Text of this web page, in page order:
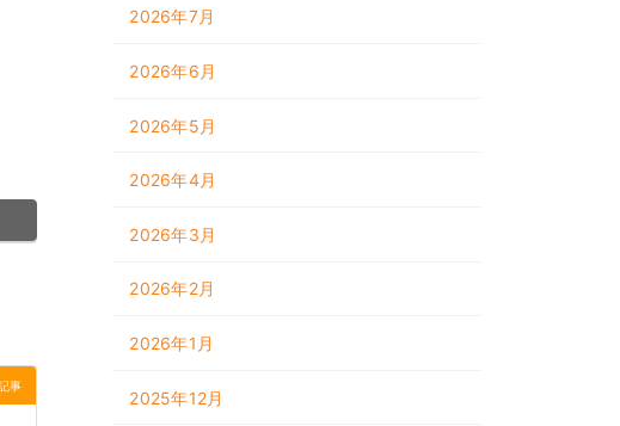
事
2026年7月
2026年6月
2026年5月
2026年4月
2026年3月
2026年2月
2026年1月
2025年12月